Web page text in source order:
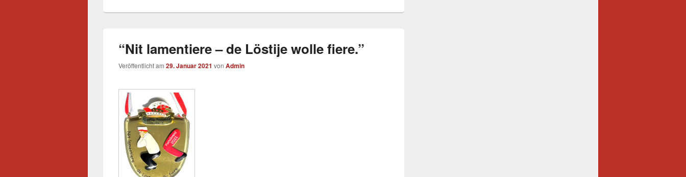
“Nit lamentiere – de Löstije wolle fiere.”
Veröffentlicht am 29. Januar 2021 von Admin